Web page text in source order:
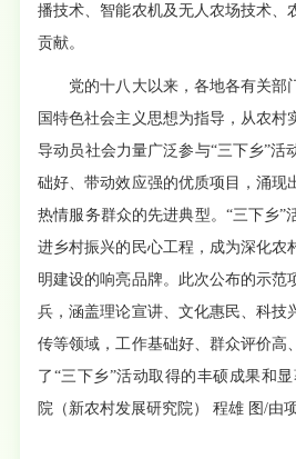
播技术、智能农机及无人农场技术、
贡献。
党的十八大以来，各地各有关部
国特色社会主义思想为指导，从农村
导动员社会力量广泛参与“三下乡”活
础好、带动效应强的优质项目，涌现
热情服务群众的先进典型。“三下乡”
进乡村振兴的民心工程，成为深化农
明建设的响亮品牌。 此次公布的示范
兵，涵盖理论宣讲、文化惠民、科技
传等领域，工作基础好、群众评价高
了 “三下乡”活动取得的丰硕成果和显
院（新农村发展研究院） 程雄 图/由